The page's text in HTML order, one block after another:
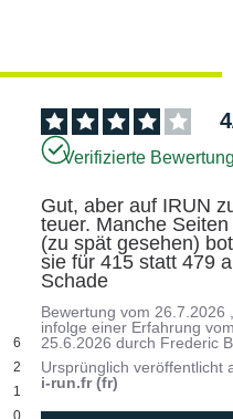
6
2
1
0
4
Verifizierte
Gut, aber auf IRUN
teuer. Manche Seiten
(zu spät gesehen)
sie für 415 statt 479
Schade
Bewertung vom 26.7.2026
infolge einer Erfahrung
25.6.2026 durch Frederic
Ursprünglich veröffentlicht
i-run.fr (fr)